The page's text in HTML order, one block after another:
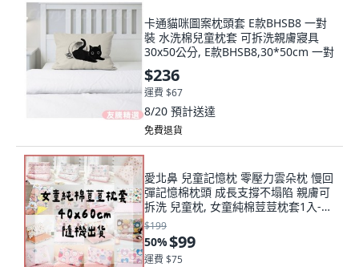
卡通貓咪圖案枕頭套 E款BHSB8 一對
裝 水洗棉兒童枕套 可拆洗親膚寢具
30x50公分, E款BHSB8,30*50cm 一對
$236
運費 $67
8/20 預計送達
免費退貨
愛北鼻 兒童記憶枕 零壓力雲朵枕 慢回
彈記憶棉枕頭 成長支撐不塌陷 親膚可
拆洗 兒童枕, 女童純棉荳荳枕套1入-隨
機出貨,枕套40x60cm
$199
50%$99
運費 $75